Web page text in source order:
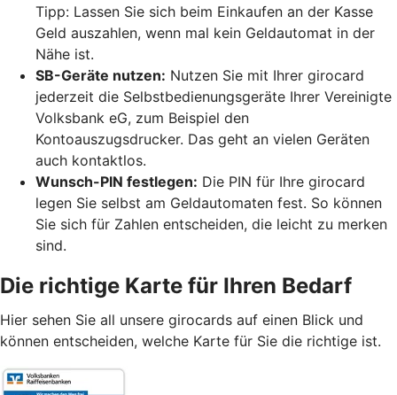
Tipp: Lassen Sie sich beim Einkaufen an der Kasse
Geld auszahlen, wenn mal kein Geldautomat in der
Nähe ist.
SB-Geräte nutzen: Nutzen Sie mit Ihrer girocard
jederzeit die Selbstbedienungsgeräte Ihrer Vereinigte
Volksbank eG, zum Beispiel den
Kontoauszugsdrucker. Das geht an vielen Geräten
auch kontaktlos.
Wunsch-PIN festlegen: Die PIN für Ihre girocard
legen Sie selbst am Geldautomaten fest. So können
Sie sich für Zahlen entscheiden, die leicht zu merken
sind.
Die richtige Karte für Ihren Bedarf
Hier sehen Sie all unsere girocards auf einen Blick und
können entscheiden, welche Karte für Sie die richtige ist.